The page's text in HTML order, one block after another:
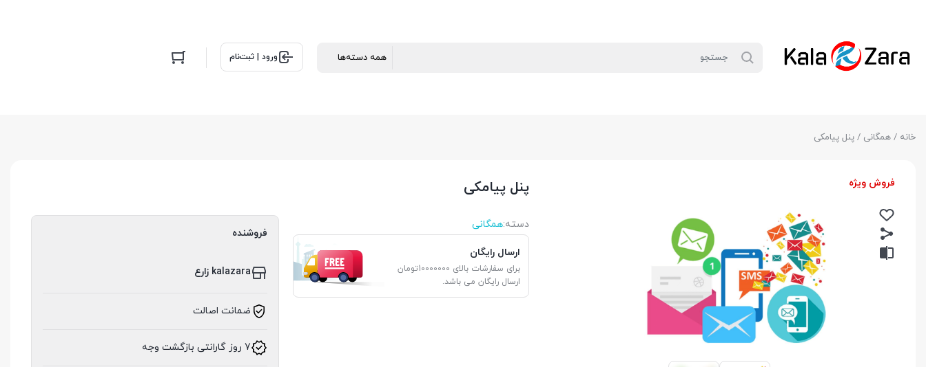
ورود | ثبت‌نام
خانه / همگانی / پنل پیامکی
فروش ویژه پنل پیامکی
دسته:همگانی
ارسال رایگان
برای سفارشات بالای 10000000تومان
ارسال رایگان می باشد.
فروشنده
kalazara زارع
ضمانت اصالت
7 روز گارانتی بازگشت وجه